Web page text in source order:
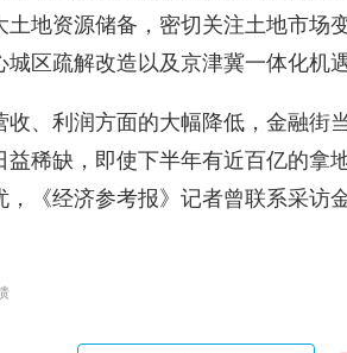
土地资源储备，密切关注土地市场
区疏解改造以及京津冀一体化机遇
收、利润方面的大幅降低，金融街
益稀缺，即使下半年有近百亿的拿
《经济参考报》记者曾联系采访